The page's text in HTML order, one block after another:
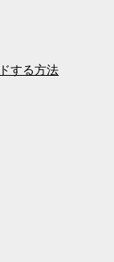
する方法